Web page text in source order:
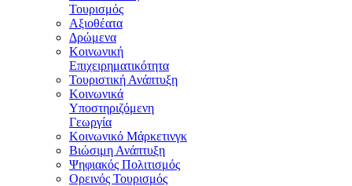
Τουρισμός
Αξιοθέατα
Δρώμενα
Κοινωνική
Επιχειρηματικότητα
Τουριστική Ανάπτυξη
Κοινωνικά
Υποστηριζόμενη
Γεωργία
Κοινωνικό Μάρκετινγκ
Βιώσιμη Ανάπτυξη
Ψηφιακός Πολιτισμός
Ορεινός Τουρισμός